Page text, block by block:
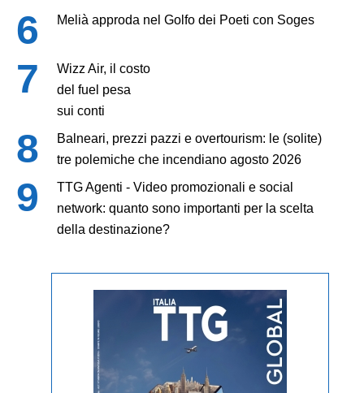
Melià approda nel Golfo dei Poeti con Soges
Wizz Air, il costo
del fuel pesa
sui conti
Balneari, prezzi pazzi e overtourism: le (solite)
tre polemiche che incendiano agosto 2026
TTG Agenti - Video promozionali e social
network: quanto sono importanti per la scelta
della destinazione?